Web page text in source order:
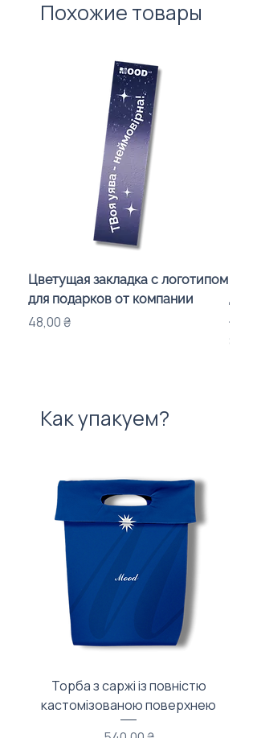
вартості нанесення. 🙌
Похожие товары
Цветущая закладка с логотипом
для подарков от компании
Цена
48,00 ₴
для
Цена
Как упакуем?
Торба з саржі із повністю
кастомізованою поверхнею